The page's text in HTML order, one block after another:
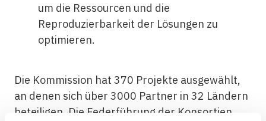
um die Ressourcen und die
Reproduzierbarkeit der Lösungen zu
optimieren.
Die Kommission hat 370 Projekte ausgewählt,
an denen sich über 3000 Partner in 32 Ländern
beteiligen. Die Federführung der Konsortien